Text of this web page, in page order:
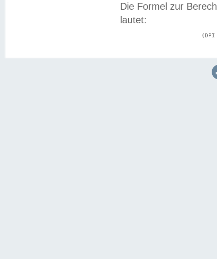
Die Formel zur
lautet: